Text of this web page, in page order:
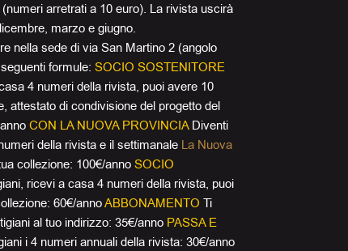
arretrati a 10 euro). La rivista uscirà
marzo e giugno.
nella sede di via San Martino 2 (angolo
formule: SOCIO SOSTENITORE
4 numeri della rivista, puoi avere 10
attestato di condivisione del progetto del
CON LA NUOVA PROVINCIADiventi
della rivista e il settimanale La Nuova
collezione: 100€/anno SOCIO
ricevi a casa 4 numeri della rivista, puoi
60€/annoABBONAMENTO Ti
al tuo indirizzo: 35€/anno PASSA E
i 4 numeri annuali della rivista: 30€/anno